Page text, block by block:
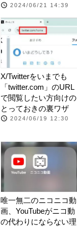
2024/06/21 14:39
X/Twitterをいまでも
「twitter.com」のURL
で閲覧したい方向けの
とっておきの裏ワザ
2024/06/19 12:30
唯一無二のニコニコ動
画、YouTubeがニコ動
の代わりにならない理